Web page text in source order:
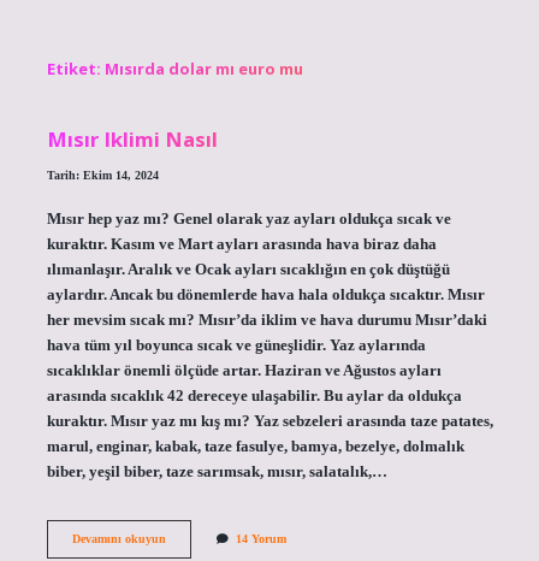
Etiket: Mısırda dolar mı euro mu
Mısır Iklimi Nasıl
Tarih: Ekim 14, 2024
Mısır hep yaz mı? Genel olarak yaz ayları oldukça sıcak ve
kuraktır. Kasım ve Mart ayları arasında hava biraz daha
ılımanlaşır. Aralık ve Ocak ayları sıcaklığın en çok düştüğü
aylardır. Ancak bu dönemlerde hava hala oldukça sıcaktır. Mısır
her mevsim sıcak mı? Mısır’da iklim ve hava durumu Mısır’daki
hava tüm yıl boyunca sıcak ve güneşlidir. Yaz aylarında
sıcaklıklar önemli ölçüde artar. Haziran ve Ağustos ayları
arasında sıcaklık 42 dereceye ulaşabilir. Bu aylar da oldukça
kuraktır. Mısır yaz mı kış mı? Yaz sebzeleri arasında taze patates,
marul, enginar, kabak, taze fasulye, bamya, bezelye, dolmalık
biber, yeşil biber, taze sarımsak, mısır, salatalık,…
Devamını okuyunMısır
14 Yorum